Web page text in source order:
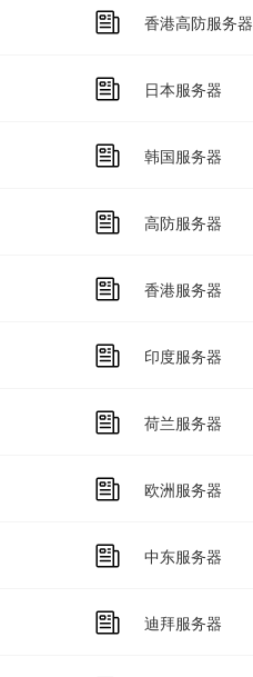
香港高防服务器
日本服务器
韩国服务器
高防服务器
香港服务器
印度服务器
荷兰服务器
欧洲服务器
中东服务器
迪拜服务器